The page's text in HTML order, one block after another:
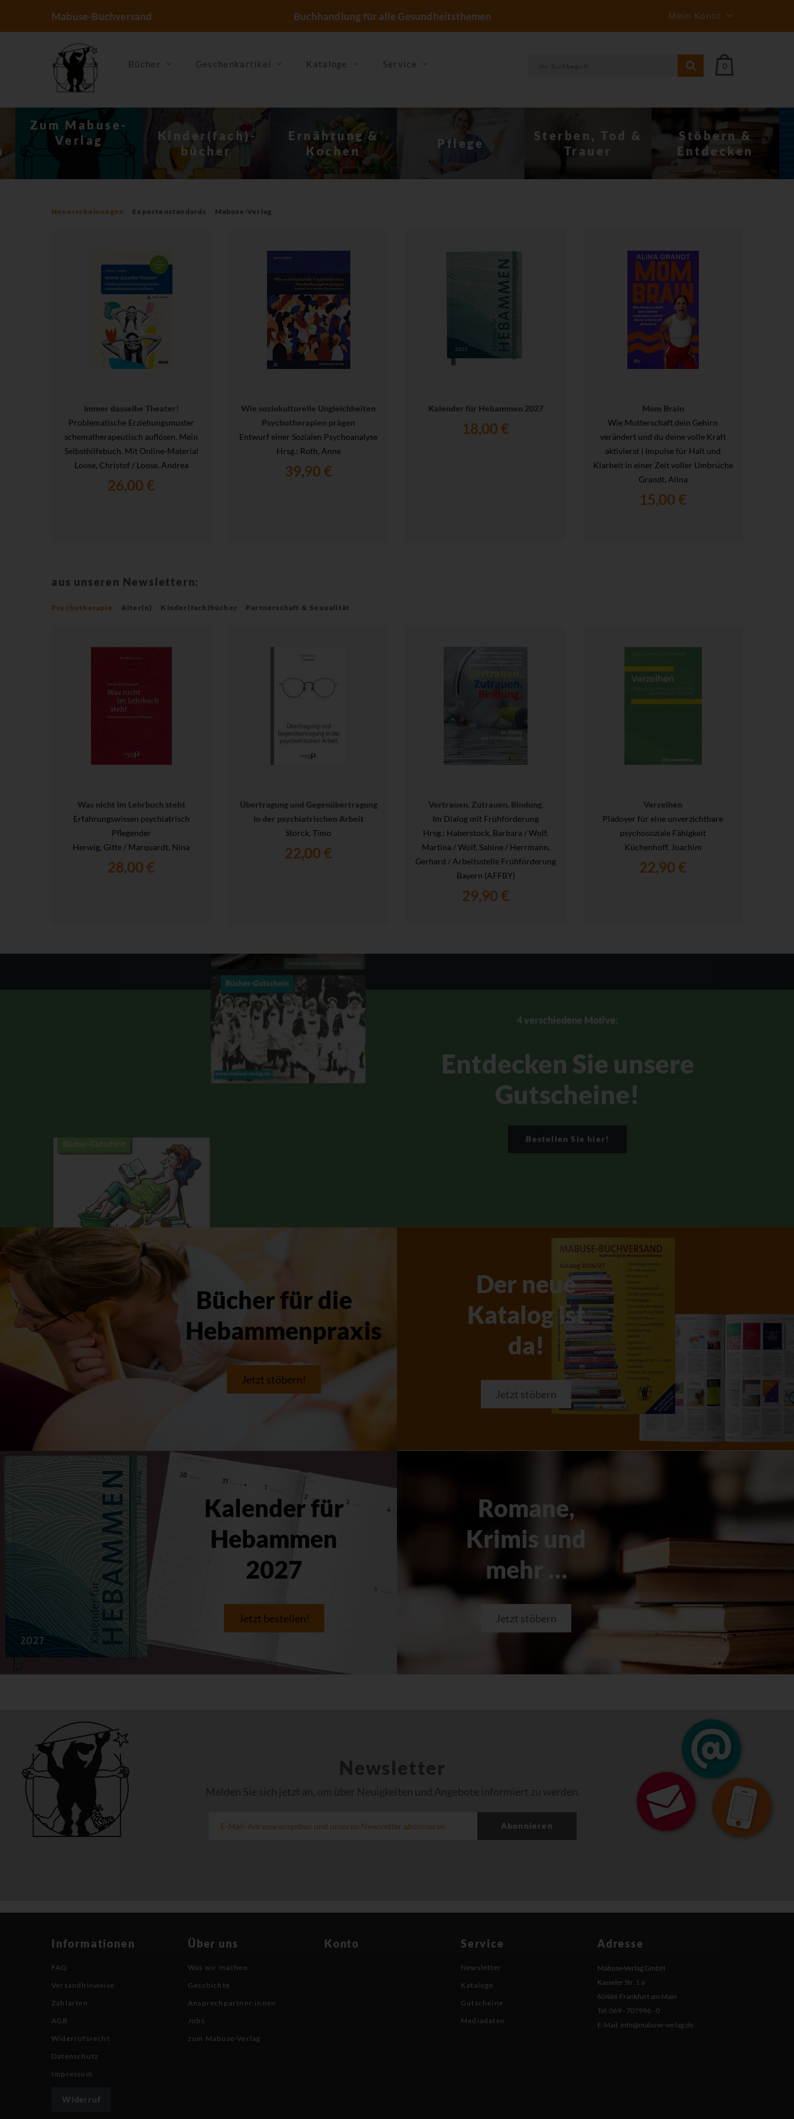
Mabuse-Buchversand Buchhandlung für alle Gesundheitsthemen Mein Konto
Bücher Geschenkartikel Kataloge Service 0
Kinder(fach)­
bücher
Ernährung &
Kochen
Pflege
Sterben, Tod &
Trauer
Stöbern &
Entdecken
Behin­derung
Neuerscheinungen Expertenstandards Mabuse-Verlag
Immer dasselbe Theater!
Problematische Erziehungsmuster
schematherapeutisch auflösen. Mein
Selbsthilfebuch. Mit Online-Material
Loose, Christof / Loose, Andrea
26,00 €
Wie soziokulturelle Ungleichheiten
Psychotherapien prägen
Entwurf einer Sozialen Psychoanalyse
Hrsg.: Roth, Anne
39,90 €
Kalender für Hebammen 2027
18,00 €
Mom Brain
Wie Mutterschaft dein Gehirn
verändert und du deine volle Kraft
aktivierst | Impulse für Halt und
Klarheit in einer Zeit voller Umbrüche
Grandt, Alina
15,00 €
aus unseren Newslettern:
Psychotherapie Alter(n) Kinder(fach)bücher Partnerschaft & Sexualität
Was nicht im Lehrbuch steht
Erfahrungswissen psychiatrisch
Pflegender
Herwig, Gitte / Marquardt, Nina
28,00 €
Übertragung und Gegenübertragung
in der psychiatrischen Arbeit
Storck, Timo
22,00 €
Vertrauen. Zutrauen. Bindung.
Im Dialog mit Frühförderung
Hrsg.: Haberstock, Barbara / Wolf,
Martina / Wolf, Sabine / Herrmann,
Gerhard / Arbeitsstelle Frühförderung
Bayern (AFFBY)
29,90 €
Verzeihen
Plädoyer für eine unverzichtbare
psychosoziale Fähigkeit
Küchenhoff, Joachim
22,90 €
4 verschiedene Motive:
Entdecken Sie unsere
Gutscheine!
Bestellen Sie hier!
Bücher für die
Hebammenpraxis
Jetzt stöbern!
Der neue
Katalog ist
da!
Jetzt stöbern
Kalender für
Hebammen
2027
Jetzt bestellen!
Romane,
Krimis und
mehr …
Jetzt stöbern
Newsletter
Melden Sie sich jetzt an, um über Neuigkeiten und Angebote informiert zu werden.
Abonnieren
Informationen
FAQ
Versandhinweise
Zahlarten
AGB
Widerrufsrecht
Datenschutz
Impressum
Widerruf
Über uns
Was wir machen
Geschichte
Ansprechpartner:innen
Jobs
zum Mabuse-Verlag
Konto Service
Newsletter
Kataloge
Gutscheine
Mediadaten
Adresse
Mabuse-Verlag GmbH
Kasseler Str. 1 a
60486 Frankfurt am Main
Tel: 069 - 707996 - 0
E-Mail: info@mabuse-verlag.de